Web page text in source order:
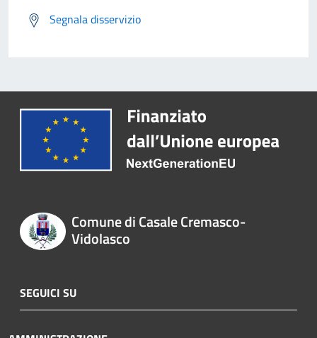
Segnala disservizio
Comune di Casale Cremasco-
Vidolasco
SEGUICI SU